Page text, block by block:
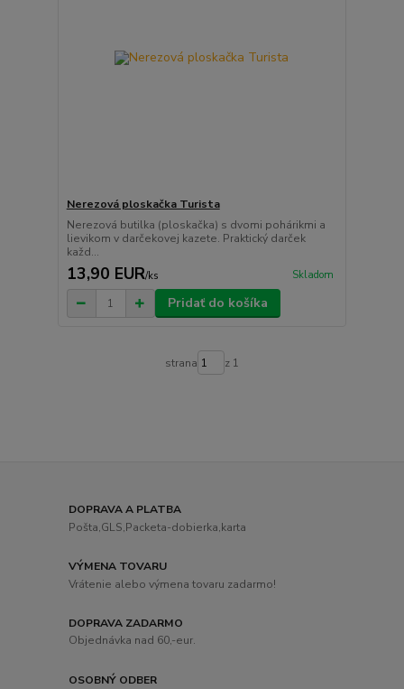
Nerezová ploskačka Turista
Nerezová butilka (ploskačka) s dvomi pohárikmi a
lievikom v darčekovej kazete. Praktický darček
každ...
13,90 EUR/ks Skladom
Pridať do košíka
strana z 1
DOPRAVA A PLATBA
Pošta,GLS,Packeta-dobierka,karta
VÝMENA TOVARU
Vrátenie alebo výmena tovaru zadarmo!
DOPRAVA ZADARMO
Objednávka nad 60,-eur.
OSOBNÝ ODBER